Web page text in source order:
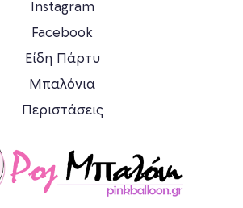
Instagram
Facebook
Είδη Πάρτυ
Μπαλόνια
Περιστάσεις